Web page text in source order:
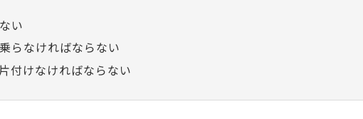
い
らなければならない
付けなければならない